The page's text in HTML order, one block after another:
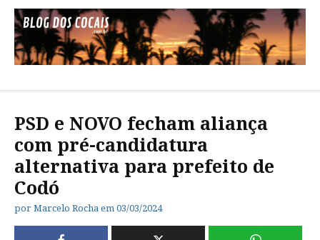
conteúdo
PSD e NOVO fecham aliança
com pré-candidatura
alternativa para prefeito de
Codó
por Marcelo Rocha em 03/03/2024